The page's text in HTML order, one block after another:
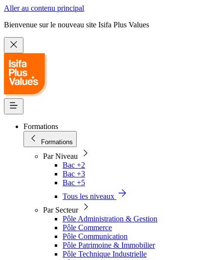
Aller au contenu principal
Bienvenue sur le nouveau site Isifa Plus Values
Formations
Formations
Par Niveau
Bac +2
Bac +3
Bac +5
Tous les niveaux
Par Secteur
Pôle Administration & Gestion
Pôle Commerce
Pôle Communication
Pôle Patrimoine & Immobilier
Pôle Technique Industrielle